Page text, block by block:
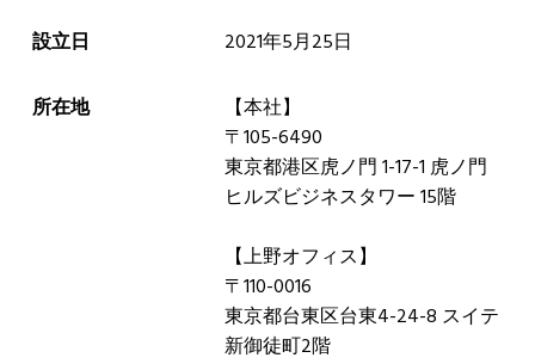
設立日 2021年5月25日
所在地
【本社】
〒105-6490
東京都港区虎ノ門 1-17-1 虎ノ門
ヒルズビジネスタワー 15階
【上野オフィス】
〒110-0016
東京都台東区台東4-24-8 スイテ
新御徒町2階